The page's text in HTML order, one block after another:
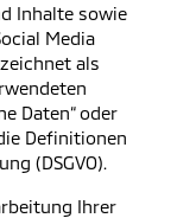
Inhalte sowie
Media
als
Daten“ oder
Definitionen
(DSGVO).
Ihrer